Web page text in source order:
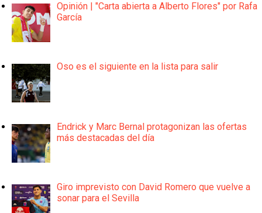
Opinión | "Carta abierta a Alberto Flores" por Rafa
García
Oso es el siguiente en la lista para salir
Endrick y Marc Bernal protagonizan las ofertas
más destacadas del día
Giro imprevisto con David Romero que vuelve a
sonar para el Sevilla